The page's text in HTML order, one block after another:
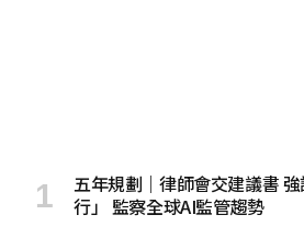
五年規劃｜律師會交建議書
行」 監察全球AI監管趨勢